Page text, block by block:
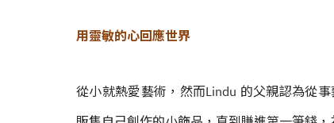
用靈敏的心回應世界
從小就熱愛藝術，然而Lindu 的父親認為從